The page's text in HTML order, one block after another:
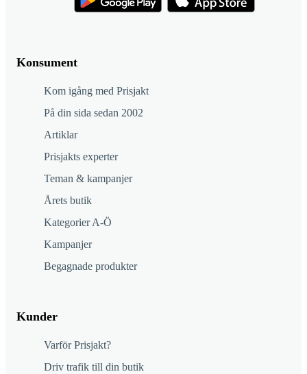
Konsument
Kom igång med Prisjakt
På din sida sedan 2002
Artiklar
Prisjakts experter
Teman & kampanjer
Årets butik
Kategorier A-Ö
Kampanjer
Begagnade produkter
Kunder
Varför Prisjakt?
Driv trafik till din butik